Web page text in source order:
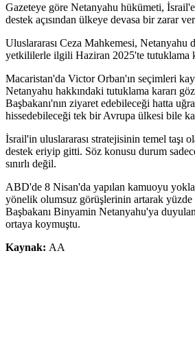
Gazeteye göre Netanyahu hükümeti,
destek açısından ülkeye devasa bir zarar
Uluslararası Ceza Mahkemesi, Netanyahu
yetkililerle ilgili Haziran 2025'te tutuklama
Macaristan'da Victor Orban'ın seçimleri
Netanyahu hakkındaki tutuklama kararı
Başbakanı'nın ziyaret edebileceği hatta
hissedebileceği tek bir Avrupa ülkesi bile
İsrail'in uluslararası stratejisinin temel taşı
destek eriyip gitti. Söz konusu durum
sınırlı değil.
ABD'de 8 Nisan'da yapılan kamuoyu
yönelik olumsuz görüşlerinin artarak yüzde
Başbakanı Binyamin Netanyahu'ya duyulan
ortaya koymuştu.
Kaynak: AA